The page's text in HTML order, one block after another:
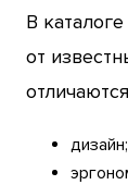
В
от
дизайн;